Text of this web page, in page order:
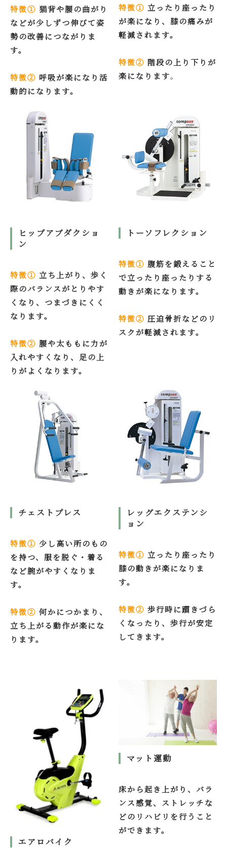
特徴① 猫背や腰の曲がり
などが少しずつ伸びて姿
勢の改善につながりま
す。
特徴② 呼吸が楽になり活
動的になります。
特徴① 立ったり座ったり
が楽になり、膝の痛みが
軽減されます。
特徴② 階段の上り下りが
楽になります。
ヒップアブダクショ
ン
特徴① 立ち上がり、歩く
際のバランスがとりやす
くなり、つまづきにくく
なります。
特徴② 腰や太ももに力が
入れやすくなり、足の上
りがよくなります。
トーソフレクション
特徴① 腹筋を鍛えること
で立ったり座ったりする
動きが楽になります。
特徴② 圧迫骨折などのリ
スクが軽減されます。
チェストプレス
特徴① 少し高い所のもの
を持つ、服を脱ぐ・着る
など腕がやすくなりま
す。
特徴② 何かにつかまり、
立ち上がる動作が楽にな
ります。
レッグエクステンシ
ョン
特徴① 立ったり座ったり
膝の動きが楽になりま
す。
特徴② 歩行時に躓きづら
くなったり、歩行が安定
してきます。
エアロバイク
マット運動
床から起き上がり、バラ
ンス感覚、ストレッチな
どのリハビリを行うこと
ができます。